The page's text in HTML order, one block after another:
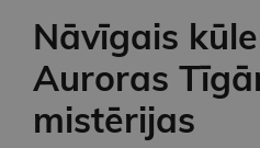
Nāvīgais
Auroras
mistērijas